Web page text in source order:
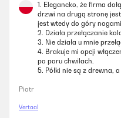
1. Elegancko, że firma
drzwi na drugą stronę
jest wtedy do góry
2. Działa przełączanie
3. Nie działa u mnie
4. Brakuje mi opcji
po paru chwilach.
5. Półki nie są z drewna,
Piotr
Vertaal